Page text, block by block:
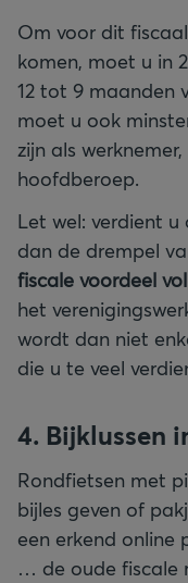
Om voor dit
komen, moet u in
12 tot 9 maanden
moet u ook
zijn als
hoofdberoep.
Let wel: verdient
dan de drempel
fiscale voordeel
het
wordt dan niet
die u te veel
4. Bijklussen
Rondfietsen met
bijles geven of
een erkend online
… de oude fiscale